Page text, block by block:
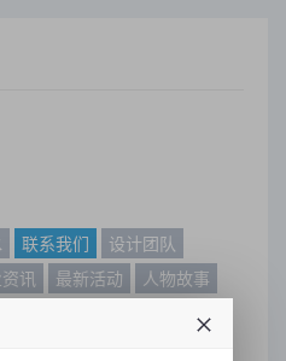
联系我们
设计团队
讯 最新活动
人物故事